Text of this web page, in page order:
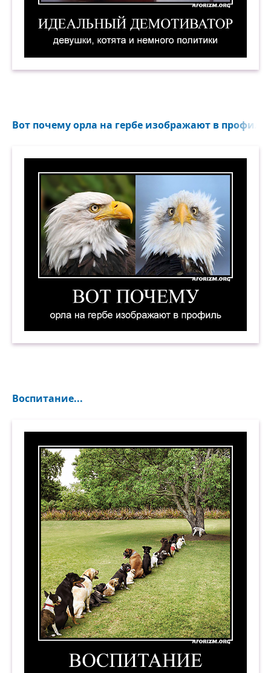
Вот почему орла на гербе изображают в
Воспитание...